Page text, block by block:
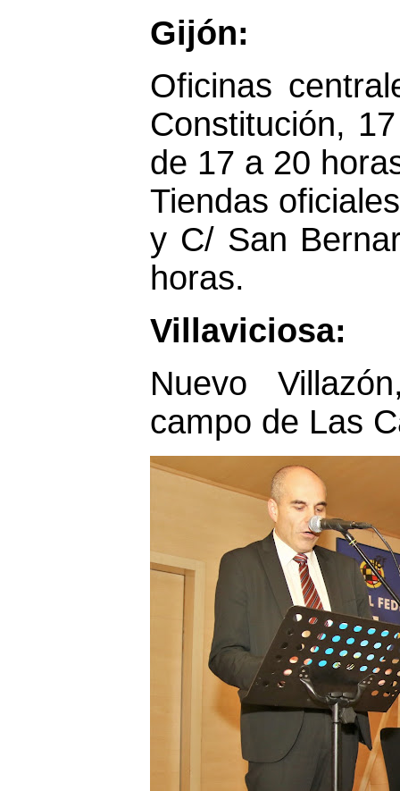
Gijón:
Oficinas
Constitución,
de 17 a 20
Tiendas
y C/ San
horas.
Villaviciosa:
Nuevo
campo de Las